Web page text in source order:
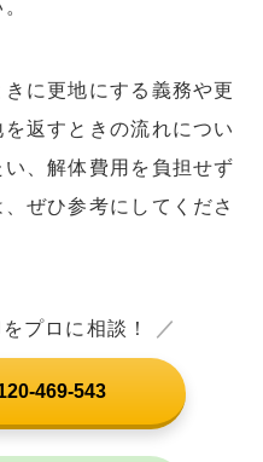
に更地にする義務や更
返すときの流れについ
、解体費用を負担せず
ぜひ参考にしてくださ
プロに相談！ ／
469-543